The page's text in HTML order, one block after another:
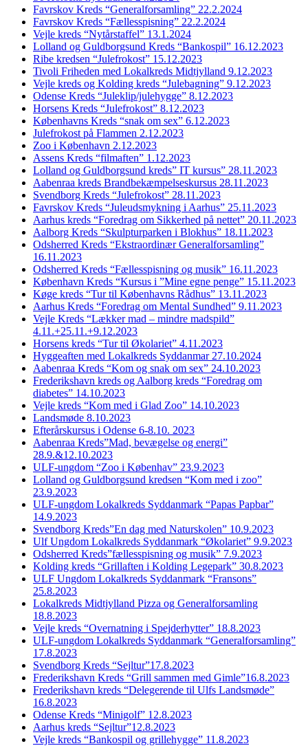
Favrskov Kreds “Generalforsamling” 22.2.2024
Favrskov Kreds “Fællesspisning” 22.2.2024
Vejle kreds “Nytårstaffel” 13.1.2024
Lolland og Guldborgsund Kreds “Bankospil” 16.12.2023
Ribe kredsen “Julefrokost” 15.12.2023
Tivoli Friheden med Lokalkreds Midtjylland 9.12.2023
Vejle kreds og Kolding kreds “Julebagning” 9.12.2023
Odense Kreds “Juleklip/julehygge” 8.12.2023
Horsens Kreds “Julefrokost” 8.12.2023
Københavns Kreds “snak om sex” 6.12.2023
Julefrokost på Flammen 2.12.2023
Zoo i København 2.12.2023
Assens Kreds “filmaften” 1.12.2023
Lolland og Guldborgsund kreds” IT kursus” 28.11.2023
Aabenraa kreds Brandbekæmpelseskursus 28.11.2023
Svendborg Kreds “Julefrokost” 28.11.2023
Favrskov Kreds “Juleudsmykning i Aarhus” 25.11.2023
Aarhus kreds “Foredrag om Sikkerhed på nettet” 20.11.2023
Aalborg Kreds “Skulpturparken i Blokhus” 18.11.2023
Odsherred Kreds “Ekstraordinær Generalforsamling”
16.11.2023
Odsherred Kreds “Fællesspisning og musik” 16.11.2023
København Kreds “Kursus i ”Mine egne penge” 15.11.2023
Køge kreds “Tur til Københavns Rådhus” 13.11.2023
Aarhus Kreds “Foredrag om Mental Sundhed” 9.11.2023
Vejle Kreds “Lækker mad – mindre madspild”
4.11.+25.11.+9.12.2023
Horsens kreds “Tur til Økolariet” 4.11.2023
Hyggeaften med Lokalkreds Syddanmar 27.10.2024
Aabenraa Kreds “Kom og snak om sex” 24.10.2023
Frederikshavn kreds og Aalborg kreds “Foredrag om
diabetes” 14.10.2023
Vejle kreds “Kom med i Glad Zoo” 14.10.2023
Landsmøde 8.10.2023
Efterårskursus i Odense 6-8.10. 2023
Aabenraa Kreds”Mad, bevægelse og energi”
28.9.&12.10.2023
ULF-ungdom “Zoo i Københav” 23.9.2023
Lolland og Guldborgsund kredsen “Kom med i zoo”
23.9.2023
ULF-ungdom Lokalkreds Syddanmark “Papas Papbar”
14.9.2023
Svendborg Kreds”En dag med Naturskolen” 10.9.2023
Ulf Ungdom Lokalkreds Syddanmark “Økolariet” 9.9.2023
Odsherred Kreds”fællesspisning og musik” 7.9.2023
Kolding kreds “Grillaften i Kolding Legepark” 30.8.2023
ULF Ungdom Lokalkreds Syddanmark “Fransons”
25.8.2023
Lokalkreds Midtjylland Pizza og Generalforsamling
18.8.2023
Vejle kreds “Overnatning i Spejderhytter” 18.8.2023
ULF-ungdom Lokalkreds Syddanmark “Generalforsamling”
17.8.2023
Svendborg Kreds “Sejltur”17.8.2023
Frederikshavn Kreds “Grill sammen med Gimle”16.8.2023
Frederikshavn kreds “Delegerende til Ulfs Landsmøde”
16.8.2023
Odense Kreds “Minigolf” 12.8.2023
Aarhus kreds “Sejltur”12.8.2023
Vejle kreds “Bankospil og grillehygge” 11.8.2023